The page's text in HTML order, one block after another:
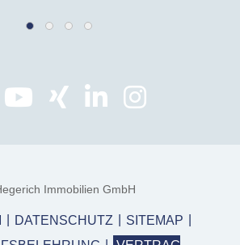
Immobilien GmbH
DATENSCHUTZ
SITEMAP